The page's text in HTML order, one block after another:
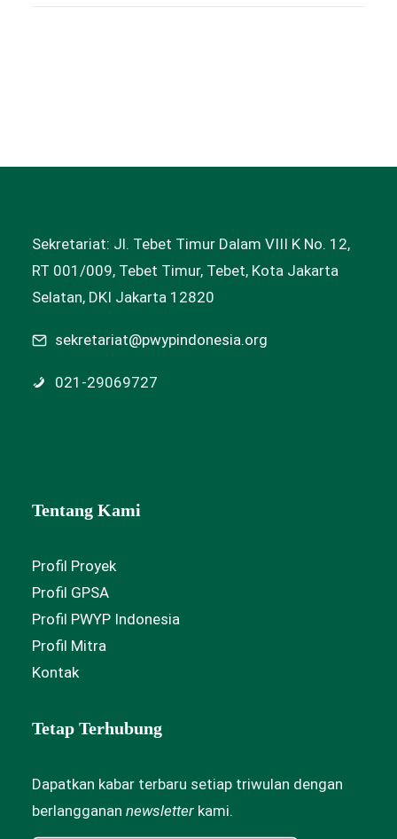
Sekretariat: Jl. Tebet Timur Dalam VIII K No. 12,
RT 001/009, Tebet Timur, Tebet, Kota Jakarta
Selatan, DKI Jakarta 12820
sekretariat@pwypindonesia.org
021-29069727
Tentang Kami
Profil Proyek
Profil GPSA
Profil PWYP Indonesia
Profil Mitra
Kontak
Tetap Terhubung
Dapatkan kabar terbaru setiap triwulan dengan
berlangganan newsletter kami.